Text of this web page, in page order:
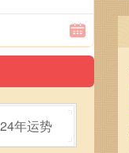
年运势